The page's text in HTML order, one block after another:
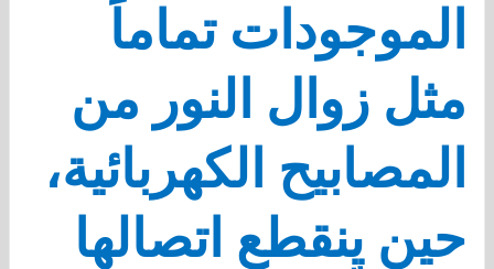
الموجودات تماماً
مثل زوال النور من
المصابيح الكهربائية،
حين ينقطع اتصالها